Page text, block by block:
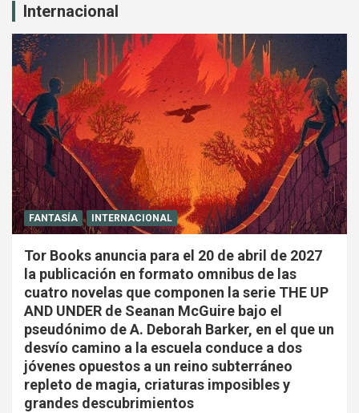
Internacional
FANTASÍA INTERNACIONAL
Tor Books anuncia para el 20 de abril de 2027
la publicación en formato omnibus de las
cuatro novelas que componen la serie THE UP
AND UNDER de Seanan McGuire bajo el
pseudónimo de A. Deborah Barker, en el que un
desvío camino a la escuela conduce a dos
jóvenes opuestos a un reino subterráneo
repleto de magia, criaturas imposibles y
grandes descubrimientos